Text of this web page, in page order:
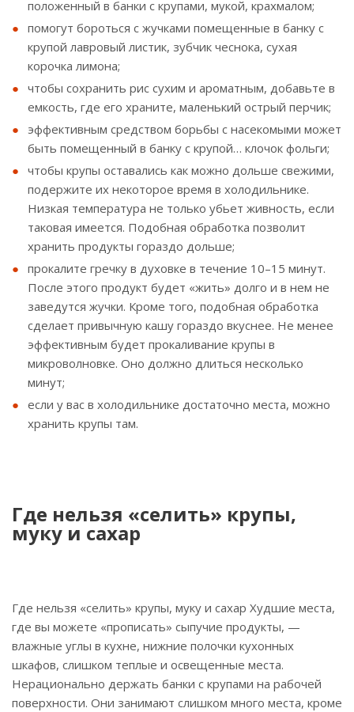
положенный в банки с крупами, мукой, крахмалом;
помогут бороться с жучками помещенные в банку с
крупой лавровый листик, зубчик чеснока, сухая
корочка лимона;
чтобы сохранить рис сухим и ароматным, добавьте в
емкость, где его храните, маленький острый перчик;
эффективным средством борьбы с насекомыми может
быть помещенный в банку с крупой… клочок фольги;
чтобы крупы оставались как можно дольше свежими,
подержите их некоторое время в холодильнике.
Низкая температура не только убьет живность, если
таковая имеется. Подобная обработка позволит
хранить продукты гораздо дольше;
прокалите гречку в духовке в течение 10–15 минут.
После этого продукт будет «жить» долго и в нем не
заведутся жучки. Кроме того, подобная обработка
сделает привычную кашу гораздо вкуснее. Не менее
эффективным будет прокаливание крупы в
микроволновке. Оно должно длиться несколько
минут;
если у вас в холодильнике достаточно места, можно
хранить крупы там.
Где нельзя «селить» крупы,
муку и сахар
Где нельзя «селить» крупы, муку и сахар Худшие места,
где вы можете «прописать» сыпучие продукты, —
влажные углы в кухне, нижние полочки кухонных
шкафов, слишком теплые и освещенные места.
Нерационально держать банки с крупами на рабочей
поверхности. Они занимают слишком много места, кроме